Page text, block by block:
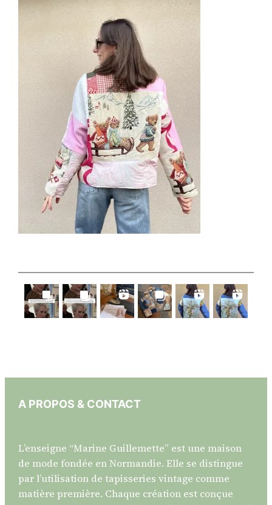
A PROPOS & CONTACT
L’enseigne “Marine Guillemette” est une maison
de mode fondée en Normandie. Elle se distingue
par l’utilisation de tapisseries vintage comme
matière première. Chaque création est conçue